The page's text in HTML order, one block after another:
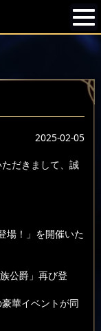
2025-02-05
だきまして、誠
場！」を開催いた
公爵」再び登
華イベントが同